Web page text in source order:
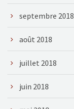
septembre 2018
août 2018
juillet 2018
juin 2018